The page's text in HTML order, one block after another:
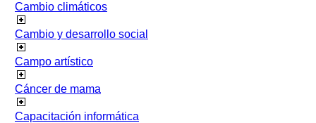
Cambio climáticos
Cambio y desarrollo social
Campo artístico
Cáncer de mama
Capacitación informática